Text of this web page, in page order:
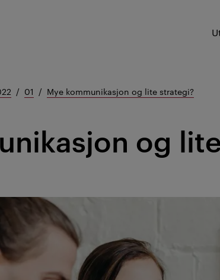
01 Mye kommunikasjon og lite strategi?
og